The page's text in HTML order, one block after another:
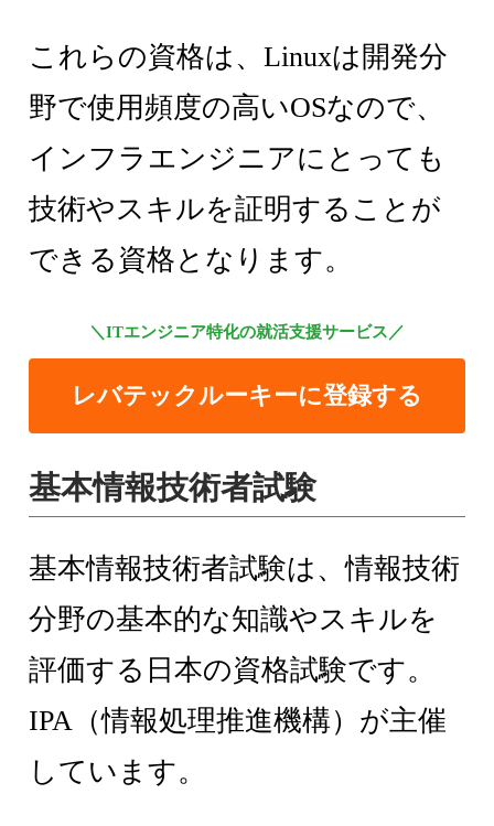
これらの資格は、Linuxは開発分
野で使用頻度の高いOSなので、
インフラエンジニアにとっても
技術やスキルを証明することが
できる資格となります。
＼ITエンジニア特化の就活支援サービス／
レバテックルーキーに登録する
基本情報技術者試験
基本情報技術者試験は、情報技術
分野の基本的な知識やスキルを
評価する日本の資格試験です。
IPA（情報処理推進機構）が主催
しています。